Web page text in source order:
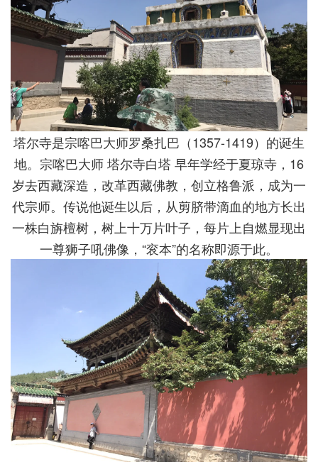
塔尔寺是宗喀巴大师罗桑扎巴（1357-1419）的诞生
地。宗喀巴大师 塔尔寺白塔 早年学经于夏琼寺，16
岁去西藏深造，改革西藏佛教，创立格鲁派，成为一
代宗师。传说他诞生以后，从剪脐带滴血的地方长出
一株白旃檀树，树上十万片叶子，每片上自燃显现出
一尊狮子吼佛像，“衮本”的名称即源于此。